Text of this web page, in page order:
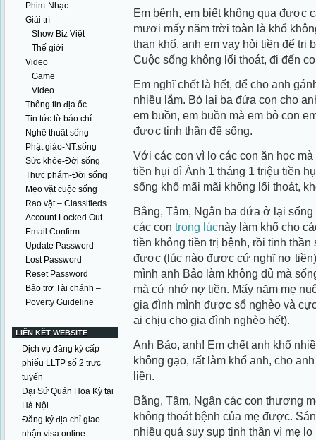
Phim-Nhạc
Giải trí
Show Biz Việt
Thế giới
Video
Game
Video
Thông tin địa ốc
Tin tức từ báo chí
Nghệ thuật sống
Phật giáo-NT.sống
Sức khỏe-Đời sống
Thực phẩm-Đời sống
Mẹo vặt cuộc sống
Rao vặt – Classifieds
Account Locked Out
Email Confirm
Update Password
Lost Password
Reset Password
Bảo trợ Tài chánh –
Poverty Guideline
LIÊN KẾT WEBSITE
Dịch vụ đăng ký cấp
phiếu LLTP số 2 trực
tuyến
Đại Sứ Quán Hoa Kỳ tại
Hà Nội
Đăng ký địa chỉ giao
nhận visa online
Em bệnh, em biết không qua được
mươi mấy năm trời toàn là khổ
than khổ, anh em vay hỏi tiền để trị
Cuộc sống không lối thoát, đi đến
Em nghĩ chết là hết, để cho anh
nhiều lắm. Bỏ lại ba đứa con cho
em buồn, em buồn mà em bỏ con
được tinh thần để sống.
Với các con vì lo các con ăn học
tiền hụi dì Ánh 1 tháng 1 triệu tiền
sống khổ mãi mãi không lối thoát,
Bằng, Tâm, Ngân ba đứa ở lại
các con trong lúcnày làm khổ cho
tiền không tiền trị bệnh, rồi tinh
được (lúc nào được cứ nghĩ nợ
mình anh Bảo làm không đủ mà
mà cứ nhớ nợ tiền. Mấy năm mẹ
gia đình mình được sổ nghèo và
ai chịu cho gia đình nghèo hết).
Anh Bảo, anh! Em chết anh khổ
không gạo, rất làm khổ anh, cho
liền.
Bằng, Tâm, Ngân các con thương
không thoát bệnh của mẹ được.
nhiều quá suy sụp tinh thần vì mẹ